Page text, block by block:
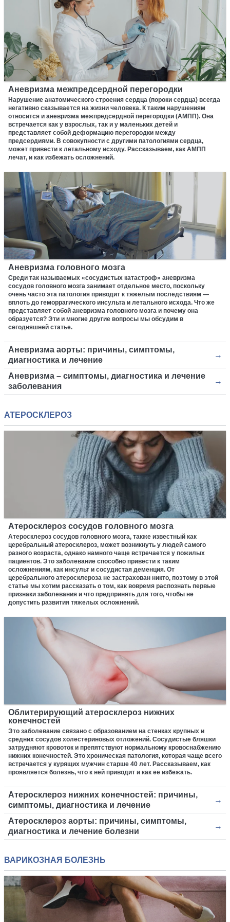
Аневризма межпредсердной перегородки
Нарушение анатомического строения сердца (пороки сердца) всегда
негативно сказывается на жизни человека. К таким нарушениям
относится и аневризма межпредсердной перегородки (АМПП). Она
встречается как у взрослых, так и у маленьких детей и
представляет собой деформацию перегородки между
предсердиями. В совокупности с другими патологиями сердца,
может привести к летальному исходу. Рассказываем, как АМПП
лечат, и как избежать осложнений.
Аневризма головного мозга
Среди так называемых «сосудистых катастроф» аневризма
сосудов головного мозга занимает отдельное место, поскольку
очень часто эта патология приводит к тяжелым последствиям —
вплоть до геморрагического инсульта и летального исхода. Что же
представляет собой аневризма головного мозга и почему она
образуется? Эти и многие другие вопросы мы обсудим в
сегодняшней статье.
Аневризма аорты: причины, симптомы,
диагностика и лечение
Аневризма – симптомы, диагностика и лечение
заболевания
АТЕРОСКЛЕРОЗ
Атеросклероз сосудов головного мозга
Атеросклероз сосудов головного мозга, также известный как
церебральный атеросклероз, может возникнуть у людей самого
разного возраста, однако намного чаще встречается у пожилых
пациентов. Это заболевание способно привести к таким
осложнениям, как инсульт и сосудистая деменция. От
церебрального атеросклероза не застрахован никто, поэтому в этой
статье мы хотим рассказать о том, как вовремя распознать первые
признаки заболевания и что предпринять для того, чтобы не
допустить развития тяжелых осложнений.
Облитерирующий атеросклероз нижних
конечностей
Это заболевание связано с образованием на стенках крупных и
средних сосудов холестериновых отложений. Сосудистые бляшки
затрудняют кровоток и препятствуют нормальному кровоснабжению
нижних конечностей. Это хроническая патология, которая чаще всего
встречается у курящих мужчин старше 40 лет. Рассказываем, как
проявляется болезнь, что к ней приводит и как ее избежать.
Атеросклероз нижних конечностей: причины,
симптомы, диагностика и лечение
Атеросклероз аорты: причины, симптомы,
диагностика и лечение болезни
ВАРИКОЗНАЯ БОЛЕЗНЬ